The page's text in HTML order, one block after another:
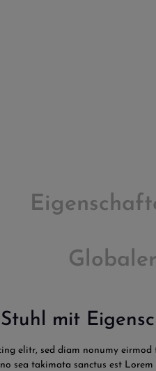
mit
elitr, sed diam nonumy
sea takimata sanctus est